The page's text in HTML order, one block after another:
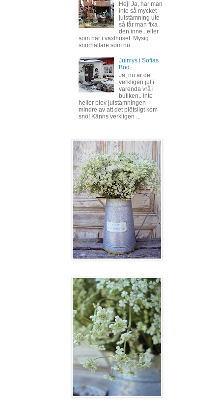
Hej! Ja, har man
inte så mycket
julstämning ute
så får man fixa
den inne...eller
som här i växthuset. Mysig
snörhållare som nu ...
Julmys i Sofias
Bod...
Ja, nu är det
verkligen jul i
varenda vrå i
butiken.. Inte
heller blev julstämningen
mindre av att det plötsligt kom
snö! Känns verkligen ...